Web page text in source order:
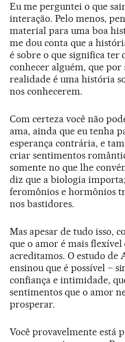
Eu me perguntei o que
interação. Pelo menos,
material para uma boa
me dou conta que a
é sobre o que significa ter
conhecer alguém, que por
realidade é uma história
nos conhecerem.
Com certeza você não
ama, ainda que eu tenha
esperança contrária, e
criar sentimentos
somente no que lhe
diz que a biologia
feromônios e hormônios
nos bastidores.
Mas apesar de tudo isso,
que o amor é mais flexível
acreditamos. O estudo
ensinou que é possível –
confiança e intimidade,
sentimentos que o amor
prosperar.
Você provavelmente está